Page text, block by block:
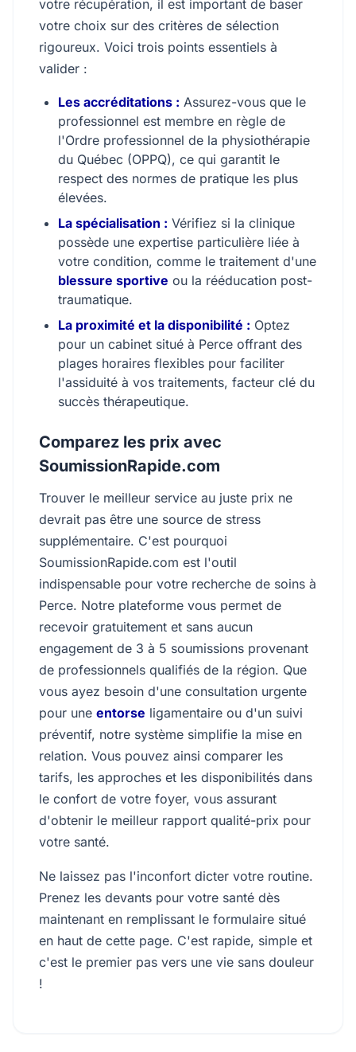
votre récupération, il est important de baser
votre choix sur des critères de sélection
rigoureux. Voici trois points essentiels à
valider :
Les accréditations : Assurez-vous que le
professionnel est membre en règle de
l'Ordre professionnel de la physiothérapie
du Québec (OPPQ), ce qui garantit le
respect des normes de pratique les plus
élevées.
La spécialisation : Vérifiez si la clinique
possède une expertise particulière liée à
votre condition, comme le traitement d'une
blessure sportive ou la rééducation post-
traumatique.
La proximité et la disponibilité : Optez
pour un cabinet situé à Perce offrant des
plages horaires flexibles pour faciliter
l'assiduité à vos traitements, facteur clé du
succès thérapeutique.
Comparez les prix avec
SoumissionRapide.com
Trouver le meilleur service au juste prix ne
devrait pas être une source de stress
supplémentaire. C'est pourquoi
SoumissionRapide.com est l'outil
indispensable pour votre recherche de soins à
Perce. Notre plateforme vous permet de
recevoir gratuitement et sans aucun
engagement de 3 à 5 soumissions provenant
de professionnels qualifiés de la région. Que
vous ayez besoin d'une consultation urgente
pour une entorse ligamentaire ou d'un suivi
préventif, notre système simplifie la mise en
relation. Vous pouvez ainsi comparer les
tarifs, les approches et les disponibilités dans
le confort de votre foyer, vous assurant
d'obtenir le meilleur rapport qualité-prix pour
votre santé.
Ne laissez pas l'inconfort dicter votre routine.
Prenez les devants pour votre santé dès
maintenant en remplissant le formulaire situé
en haut de cette page. C'est rapide, simple et
c'est le premier pas vers une vie sans douleur
!